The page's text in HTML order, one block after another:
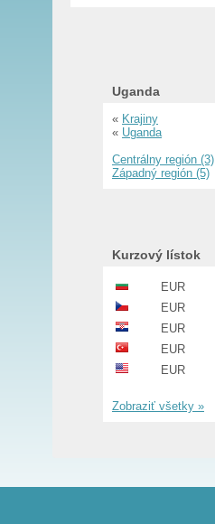
Uganda
« Krajiny
« Uganda
Centrálny región (3)
Západný región (5)
Kurzový lístok
EUR
EUR
EUR
EUR
EUR
Zobraziť všetky »